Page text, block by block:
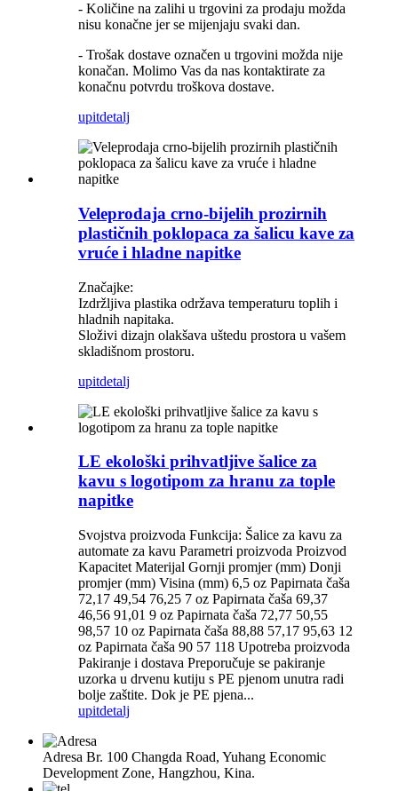
- Količine na zalihi u trgovini za prodaju možda
nisu konačne jer se mijenjaju svaki dan.
- Trošak dostave označen u trgovini možda nije
konačan. Molimo Vas da nas kontaktirate za
konačnu potvrdu troškova dostave.
upitdetalj
Veleprodaja crno-bijelih prozirnih
plastičnih poklopaca za šalicu kave za
vruće i hladne napitke
Značajke:
Izdržljiva plastika održava temperaturu toplih i
hladnih napitaka.
Složivi dizajn olakšava uštedu prostora u vašem
skladišnom prostoru.
upitdetalj
LE ekološki prihvatljive šalice za
kavu s logotipom za hranu za tople
napitke
Svojstva proizvoda Funkcija: Šalice za kavu za
automate za kavu Parametri proizvoda Proizvod
Kapacitet Materijal Gornji promjer (mm) Donji
promjer (mm) Visina (mm) 6,5 oz Papirnata čaša
72,17 49,54 76,25 7 oz Papirnata čaša 69,37
46,56 91,01 9 oz Papirnata čaša 72,77 50,55
98,57 10 oz Papirnata čaša 88,88 57,17 95,63 12
oz Papirnata čaša 90 57 118 Upotreba proizvoda
Pakiranje i dostava Preporučuje se pakiranje
uzorka u drvenu kutiju s PE pjenom unutra radi
bolje zaštite. Dok je PE pjena...
upitdetalj
Adresa Br. 100 Changda Road, Yuhang Economic
Development Zone, Hangzhou, Kina.